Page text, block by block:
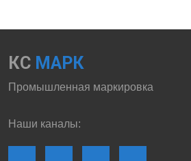
КС МАРК
Промышленная маркировка
Наши каналы: